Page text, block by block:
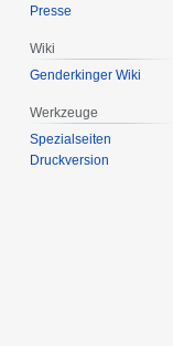
Presse
Wiki
Genderkinger Wiki
Werkzeuge
Spezialseiten
Druckversion